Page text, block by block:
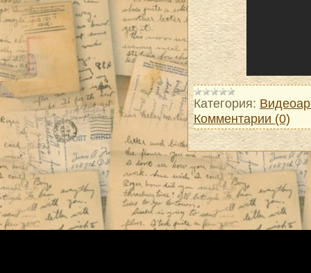
Категория:
Комментарии (0)